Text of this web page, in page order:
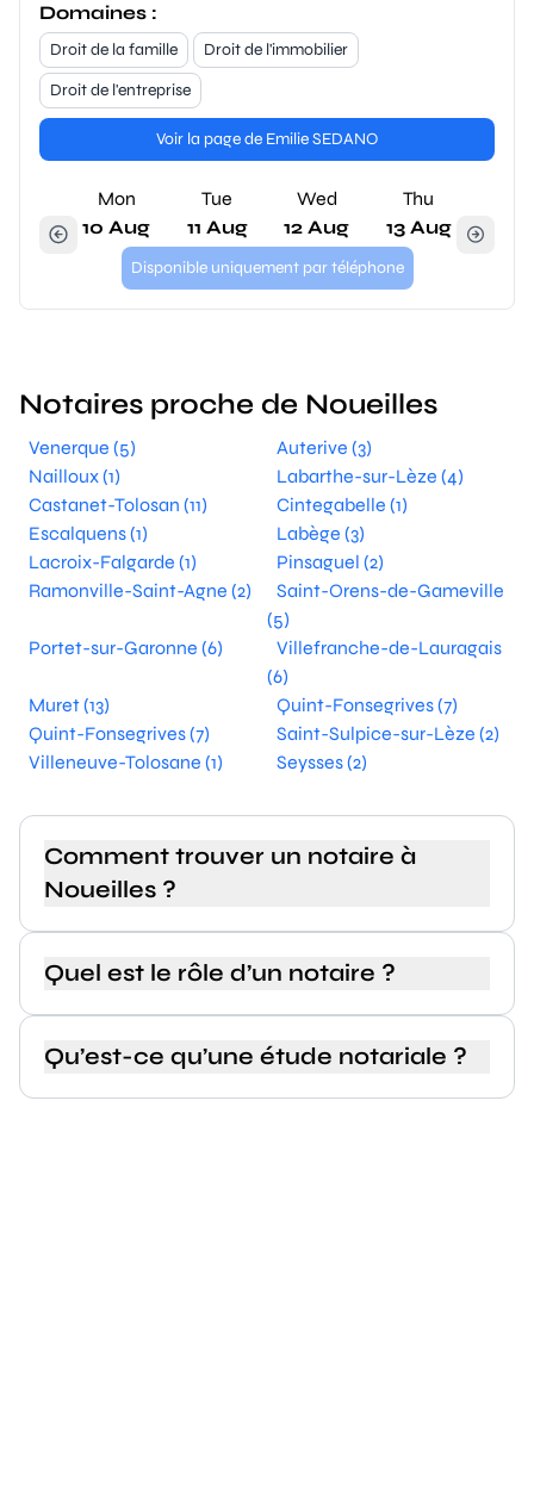
Domaines :
Droit de la famille
Droit de l'immobilier
Droit de l'entreprise
Voir la page de Emilie SEDANO
Mon
10 Aug
Tue
11 Aug
Wed
12 Aug
Thu
13 Aug
Disponible uniquement par téléphone
Notaires proche de Noueilles
Venerque (5)
Auterive (3)
Nailloux (1)
Labarthe-sur-Lèze (4)
Castanet-Tolosan (11)
Cintegabelle (1)
Escalquens (1)
Labège (3)
Lacroix-Falgarde (1)
Pinsaguel (2)
Ramonville-Saint-Agne (2)
Saint-Orens-de-Gameville
(5)
Portet-sur-Garonne (6)
Villefranche-de-Lauragais
(6)
Muret (13)
Quint-Fonsegrives (7)
Quint-Fonsegrives (7)
Saint-Sulpice-sur-Lèze (2)
Villeneuve-Tolosane (1)
Seysses (2)
Comment trouver un notaire à
Noueilles ?
Quel est le rôle d’un notaire ?
Qu’est-ce qu’une étude notariale ?